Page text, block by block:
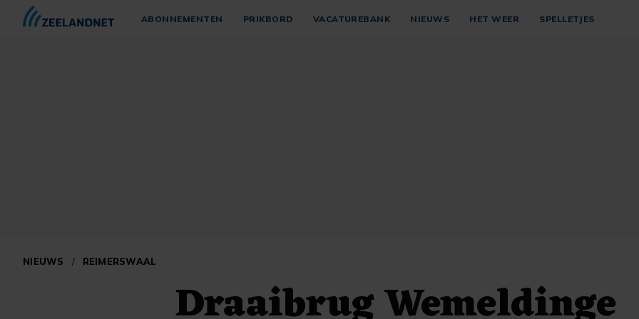
ABONNEMENTEN PRIKBORD VACATUREBANK NIEUWS HET WEER SPELLETJES
NIEUWS / REIMERSWAAL